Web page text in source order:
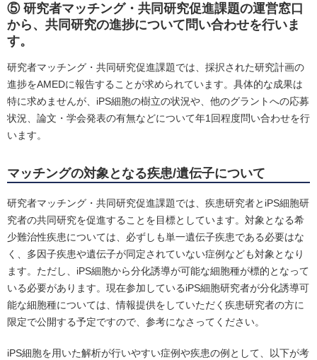
⑤ 研究者マッチング・共同研究促進課題の運営窓口
から、共同研究の進捗について問い合わせを行いま
す。
研究者マッチング・共同研究促進課題では、採択された研究計画の
進捗をAMEDに報告することが求められています。具体的な成果は
特に求めませんが、iPS細胞の樹立の状況や、他のグラントへの応募
状況、論文・学会発表の有無などについて年1回程度問い合わせを行
います。
マッチングの対象となる疾患/遺伝子について
研究者マッチング・共同研究促進課題では、疾患研究者とiPS細胞研
究者の共同研究を促進することを目標としています。対象となる希
少難治性疾患については、必ずしも単一遺伝子疾患である必要はな
く、多因子疾患や遺伝子が同定されていない症例なども対象となり
ます。ただし、iPS細胞から分化誘導が可能な細胞種が標的となって
いる必要があります。現在参加しているiPS細胞研究者が分化誘導可
能な細胞種については、情報提供をしていただく疾患研究者の方に
限定で公開する予定ですので、参考になさってください。
iPS細胞を用いた解析が行いやすい症例や疾患の例として、以下が考